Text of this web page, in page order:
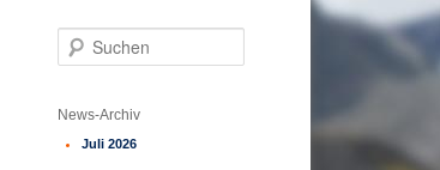
h
News-Archiv
Juli 2026